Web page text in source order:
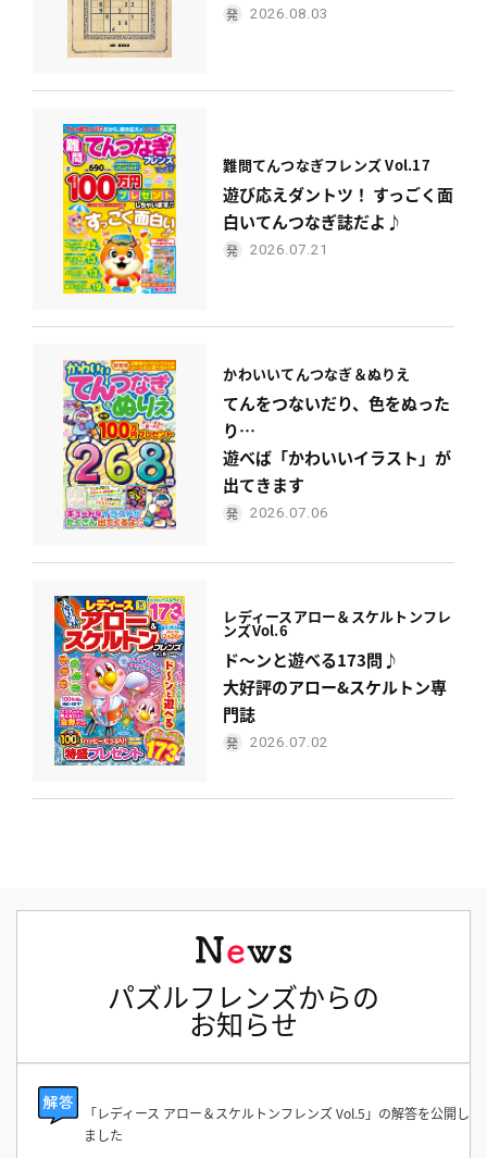
2026.08.03
難問てんつなぎフレンズ Vol.17
遊び応えダントツ！ すっごく面
白いてんつなぎ誌だよ♪
2026.07.21
かわいいてんつなぎ＆ぬりえ
てんをつないだり、色をぬった
り…
遊べば「かわいいイラスト」が
出てきます
2026.07.06
レディースアロー＆スケルトンフレ
ンズVol.6
ド〜ンと遊べる173問♪
大好評のアロー&スケルトン専
門誌
2026.07.02
パズルフレンズからの
お知らせ
「レディース アロー＆スケルトンフレンズ Vol.5」の解答を公開し
ました